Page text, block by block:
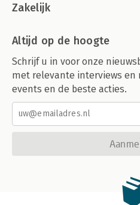
Zakelijk
Altijd op de hoogte
Schrijf u in voor onze
met relevante interviews en
events en de beste acties.